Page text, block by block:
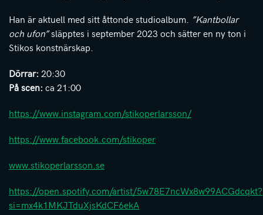
Han är aktuell med sitt åttonde studioalbum. ”Kantbollar
och ufon”släpptes i september 2023 och sätter en ny ton i
Stikos konstnärskap.
Dörrar: 20:30
På scen: ca 21:00
https://www.instagram.com/stikoperlarsson/
https://www.facebook.com/stikoper
www.stikoperlarsson.se
https://open.spotify.com/artist/5w78E7ncWx8w99ACGdcqkt?
si=mx4k1MKJTduXjsKdCF6ekA